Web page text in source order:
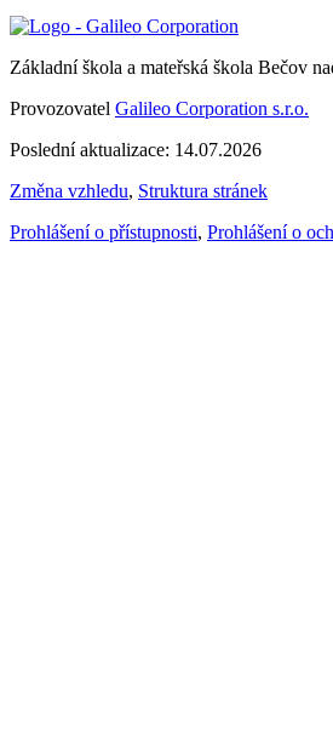
Základní škola a mateřská škola Bečov
Provozovatel Galileo Corporation s.r.o.
Poslední aktualizace: 14.07.2026
Změna vzhledu, Struktura stránek
Prohlášení o přístupnosti, Prohlášení o